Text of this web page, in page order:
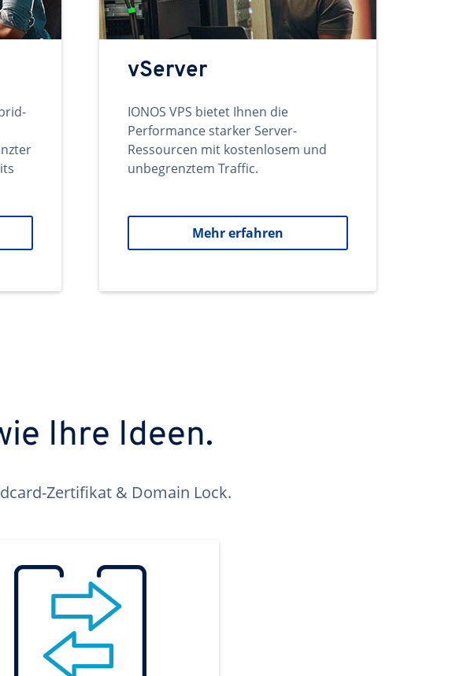
vServer
IONOS VPS bietet Ihnen die
Performance starker Server-
Ressourcen mit kostenlosem und
unbegrenztem Traffic.
Mehr erfahren
Ihre Ideen.
Zertifikat & Domain Lock.